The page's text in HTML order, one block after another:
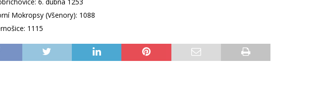
6. dubna 1253
Mokropsy (Všenory): 1088
1115